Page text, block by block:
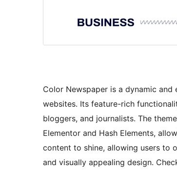
Color Newspaper is a dynamic
websites. Its feature-rich
bloggers, and journalists. The
Elementor and Hash Elements,
content to shine, allowing users to
and visually appealing design.